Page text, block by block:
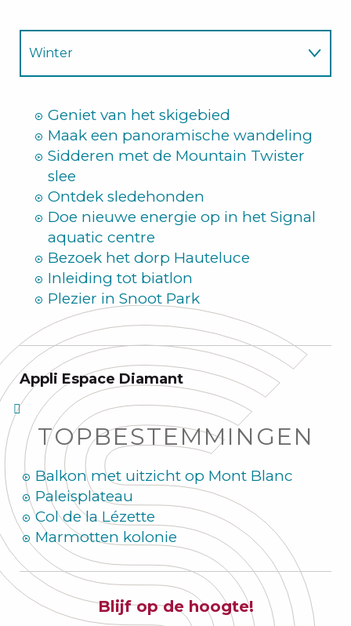
Winter
Geniet van het skigebied
Maak een panoramische wandeling
Sidderen met de Mountain Twister
slee
Ontdek sledehonden
Doe nieuwe energie op in het Signal
aquatic centre
Bezoek het dorp Hauteluce
Inleiding tot biatlon
Plezier in Snoot Park
Appli Espace Diamant
TOPBESTEMMINGEN
Balkon met uitzicht op Mont Blanc
Paleisplateau
Col de la Lézette
Marmotten kolonie
Blijf op de hoogte!